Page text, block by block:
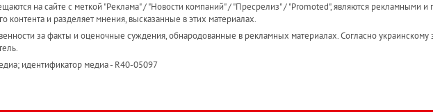
на сайте с меткой "Реклама" / "Новости компаний" / "Пресрелиз" / "Promoted", являются рекламными и
контента и разделяет мнения, высказанные в этих материалах.
за факты и оценочные суждения, обнародованные в рекламных материалах. Согласно украинскому
идентификатор медиа - R40-05097